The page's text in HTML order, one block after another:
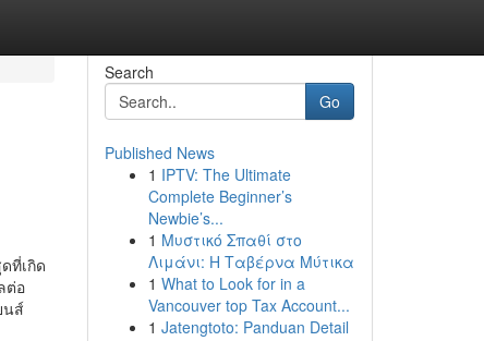
ที่เกิด
ต่อ
นส์
Search
Go
Published News
1 IPTV: The Ultimate
Complete Beginner’s
Newbie’s...
1 Μυστικό Σπαθί στο
Λιμάνι: Η Ταβέρνα Μύτικα
1 What to Look for in a
Vancouver top Tax Account...
1 Jatengtoto: Panduan Detail